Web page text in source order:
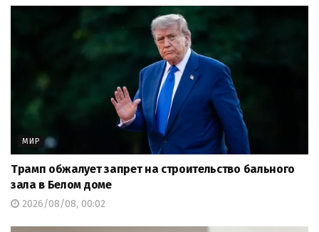
МИР
Трамп обжалует запрет на строительство бального
зала в Белом доме
2026/08/08, 00:02